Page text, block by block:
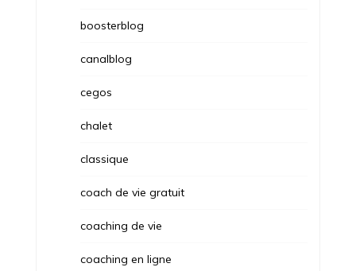
boosterblog
canalblog
cegos
chalet
classique
coach de vie gratuit
coaching de vie
coaching en ligne